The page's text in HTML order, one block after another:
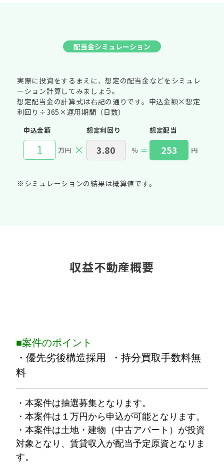
配当金シミュレーション
実際に投資をするまえに、想定の配当金などをシミュレ
ーション計算してみましょう。
想定配当金の計算式は右記の通りです。申込金額×想定
利回り÷365×運用期間（日数）
申込金額
万円 ×
想定利回り
％ =
想定配当
円
※シミュレーションの結果は概算値です。
収益不動産概要
■案件のポイント
・優先劣後構造採用 ・持分買取手数料無
料
・本案件は抽選募集となります。
・本案件は１万円から申込が可能となります。
・本案件は土地・建物（中古アパート）が投資
対象となり、賃貸収入が配当予定原資となりま
す。